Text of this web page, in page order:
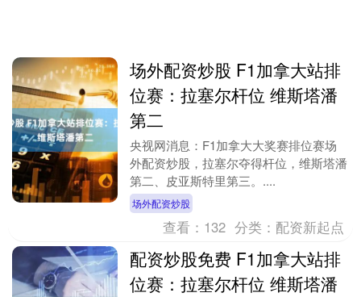
场外配资炒股 F1加拿大站排
位赛：拉塞尔杆位 维斯塔潘
第二
央视网消息：F1加拿大大奖赛排位赛场
外配资炒股，拉塞尔夺得杆位，维斯塔潘
第二、皮亚斯特里第三。....
场外配资炒股
查看： 132 分类： 配资新起点
配资炒股免费 F1加拿大站排
位赛：拉塞尔杆位 维斯塔潘